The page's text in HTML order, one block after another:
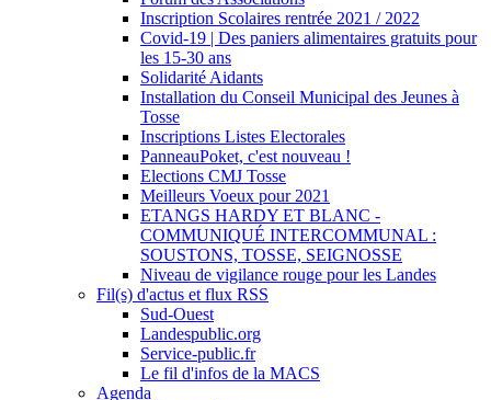
Inscription Scolaires rentrée 2021 / 2022
Covid-19 | Des paniers alimentaires gratuits pour
les 15-30 ans
Solidarité Aidants
Installation du Conseil Municipal des Jeunes à
Tosse
Inscriptions Listes Electorales
PanneauPoket, c'est nouveau !
Elections CMJ Tosse
Meilleurs Voeux pour 2021
ETANGS HARDY ET BLANC -
COMMUNIQUÉ INTERCOMMUNAL :
SOUSTONS, TOSSE, SEIGNOSSE
Niveau de vigilance rouge pour les Landes
Fil(s) d'actus et flux RSS
Sud-Ouest
Landespublic.org
Service-public.fr
Le fil d'infos de la MACS
Agenda